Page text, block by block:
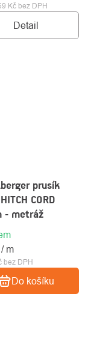
Kč bez DPH
Detail
prusík
CORD
- metráž
bez DPH
/ m
Do košíku